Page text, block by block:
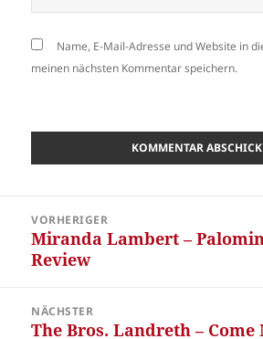
Name, E-Mail-Adresse und Website in
meinen nächsten Kommentar speichern.
VORHERIGER
Vorheriger
Beitrag:
Miranda Lambert –
Review
NÄCHSTER
Nächster
The Bros. Landreth – Come